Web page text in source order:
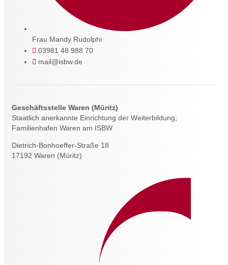
Frau Mandy Rudolphi
03981 48 988 70
mail@isbw.de
Geschäftsstelle Waren (Müritz)
Staatlich anerkannte Einrichtung der Weiterbildung;
Familienhafen Waren am ISBW
Dietrich-Bonhoeffer-Straße 18
17192 Waren (Müritz)